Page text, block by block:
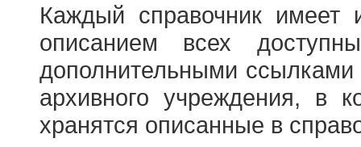
Каждый справочник имеет
описанием всех
дополнительными
архивного учреждения, в
хранятся описанные в